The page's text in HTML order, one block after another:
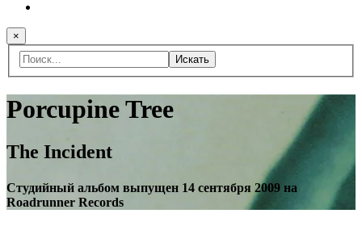
×
Искать
Porcupine Tree
The Incident
Студийный альбом выпущен 14 сентября 2009 на
Roadrunner Records